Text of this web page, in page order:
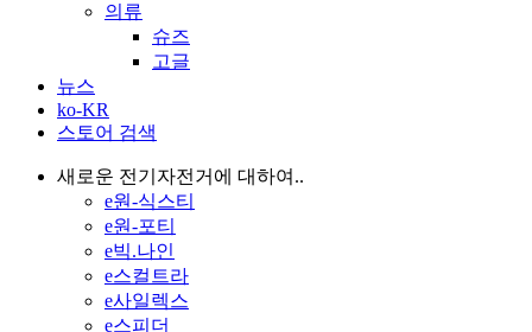
의류
슈즈
고글
뉴스
ko-KR
스토어 검색
새로운 전기자전거에 대하여..
e원-식스티
e원-포티
e빅.나인
e스컬트라
e사일렉스
e스피더